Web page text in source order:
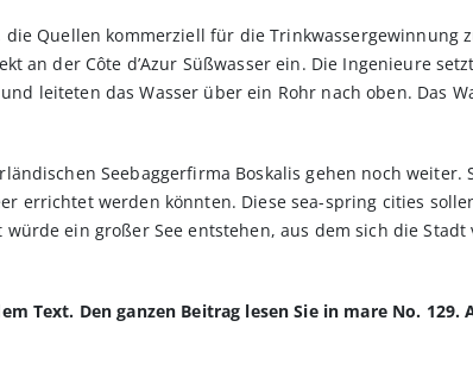
die Quellen kommerziell für die Trinkwassergewinnung
an der Côte d’Azur Süßwasser ein. Die Ingenieure
leiteten das Wasser über ein Rohr nach oben. Das
Seebaggerfirma Boskalis gehen noch
errichtet werden könnten. Diese sea-spring cities
ein großer See entstehen, aus dem sich die
Text. Den ganzen Beitrag lesen Sie in mare No.